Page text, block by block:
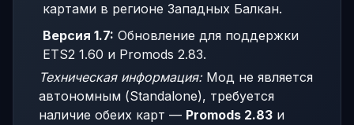
картами в регионе Западных Балкан.
Версия 1.7: Обновление для поддержки
ETS2 1.60 и Promods 2.83.
Техническая информация:Мод не является
автономным (Standalone), требуется
наличие обеих карт — Promods 2.83 и